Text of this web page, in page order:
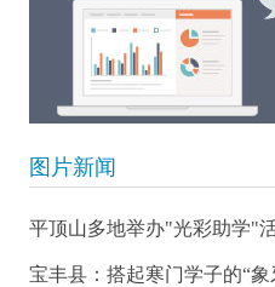
图片新闻
平顶山多地举办"光彩助学"
宝丰县：搭起寒门学子的“象